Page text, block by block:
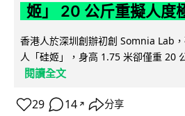
姬」 20 公斤重擬人度
香港人於深圳創辦初創 Somnia Lab
人「硅姬」，身高 1.75 米卻僅重 20
閱讀全文
29 14 ↗ 分享